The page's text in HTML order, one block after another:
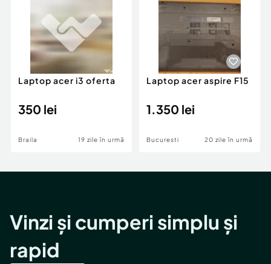
Laptop acer i3 oferta
350 lei
Braila 19 zile în urmă
Laptop acer aspire F15
1.350 lei
Bucuresti 20 zile în urmă
Vinzi și cumperi simplu și
rapid